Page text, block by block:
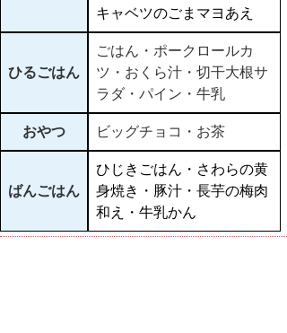
キャベツのごまマヨあえ
ひるごはん
ごはん・ポークロールカ
ツ・おくら汁・切干大根サ
ラダ・パイン・牛乳
おやつ ビッグチョコ・お茶
ばんごはん
ひじきごはん・さわらの黄
身焼き・豚汁・長芋の梅肉
和え・牛乳かん